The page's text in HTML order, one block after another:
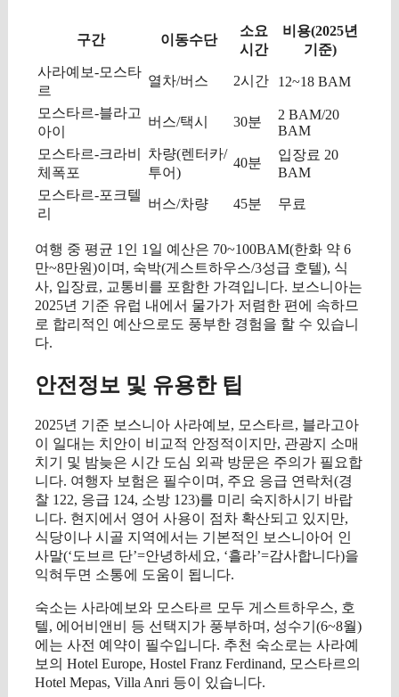
구간 이동수단
소요
시간
비용(2025년
기준)
사라예보-모스타
르
열차/버스 2시간 12~18 BAM
모스타르-블라고
아이
버스/택시 30분
2 BAM/20
BAM
모스타르-크라비
체폭포
차량(렌터카/
투어)
40분
입장료 20
BAM
모스타르-포크텔
리
버스/차량 45분 무료
여행 중 평균 1인 1일 예산은 70~100BAM(한화 약 6
만~8만원)이며, 숙박(게스트하우스/3성급 호텔), 식
사, 입장료, 교통비를 포함한 가격입니다. 보스니아는
2025년 기준 유럽 내에서 물가가 저렴한 편에 속하므
로 합리적인 예산으로도 풍부한 경험을 할 수 있습니
다.
안전정보 및 유용한 팁
2025년 기준 보스니아 사라예보, 모스타르, 블라고아
이 일대는 치안이 비교적 안정적이지만, 관광지 소매
치기 및 밤늦은 시간 도심 외곽 방문은 주의가 필요합
니다. 여행자 보험은 필수이며, 주요 응급 연락처(경
찰 122, 응급 124, 소방 123)를 미리 숙지하시기 바랍
니다. 현지에서 영어 사용이 점차 확산되고 있지만,
식당이나 시골 지역에서는 기본적인 보스니아어 인
사말(‘도브르 단’=안녕하세요, ‘흘라’=감사합니다)을
익혀두면 소통에 도움이 됩니다.
숙소는 사라예보와 모스타르 모두 게스트하우스, 호
텔, 에어비앤비 등 선택지가 풍부하며, 성수기(6~8월)
에는 사전 예약이 필수입니다. 추천 숙소로는 사라예
보의 Hotel Europe, Hostel Franz Ferdinand, 모스타르의
Hotel Mepas, Villa Anri 등이 있습니다.